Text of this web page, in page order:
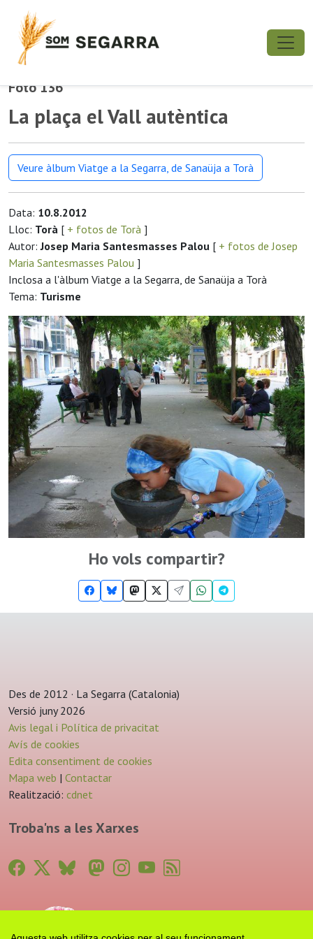
Foto 136
La plaça el Vall autèntica
Veure àlbum Viatge a la Segarra, de Sanaüja a Torà
Data: 10.8.2012
Lloc: Torà [ + fotos de Torà ]
Autor:Josep Maria Santesmasses Palou [ + fotos de Josep
Maria Santesmasses Palou ]
Inclosa a l'àlbum Viatge a la Segarra, de Sanaüja a Torà
Tema: Turisme
Ho vols compartir?
Des de 2012 · La Segarra (Catalonia)
Versió juny 2026
Avis legal i Política de privacitat
Avís de cookies
Edita consentiment de cookies
Mapa web | Contactar
Realització: cdnet
Troba'ns a les Xarxes